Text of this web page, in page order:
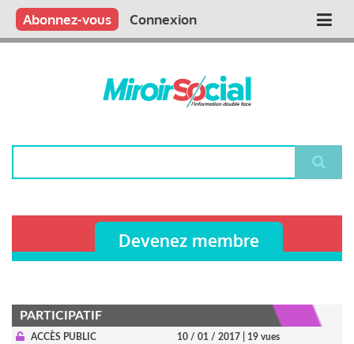
Aller
contenu
Main
Qui sommes nous ?
Vous publiez
Nous publions
Contactez-nous
Abonnez-vous Connexion
Devenez membre
PARTICIPATIF
ACCÈS PUBLIC 10 / 01 / 2017 | 19 vues